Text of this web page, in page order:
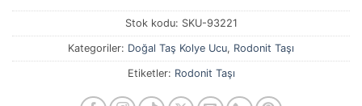
Stok kodu: SKU-93221
Kategoriler: Doğal Taş Kolye Ucu, Rodonit Taşı
Etiketler: Rodonit Taşı